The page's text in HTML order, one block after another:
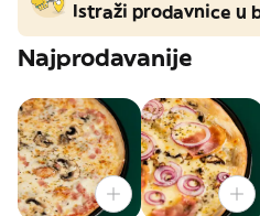
Istraži prodavnice u
Najprodavanije